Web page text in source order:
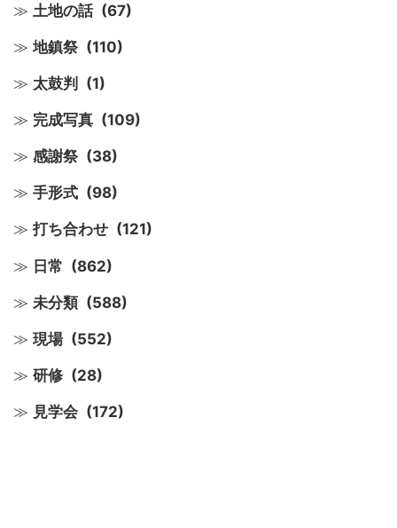
土地の話 (67)
地鎮祭 (110)
太鼓判 (1)
完成写真 (109)
感謝祭 (38)
手形式 (98)
打ち合わせ (121)
日常 (862)
未分類 (588)
現場 (552)
研修 (28)
見学会 (172)